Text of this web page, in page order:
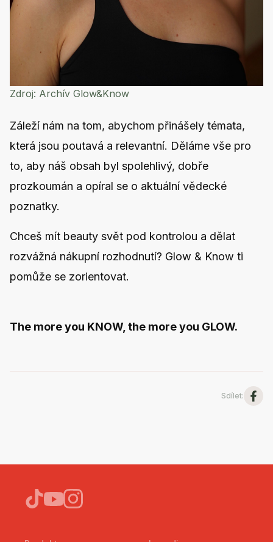
Zdroj: Archív Glow&Know
Záleží nám na tom, abychom přinášely témata,
která jsou poutavá a relevantní. Děláme vše pro
to, aby náš obsah byl spolehlivý, dobře
prozkoumán a opíral se o aktuální vědecké
poznatky.
Chceš mít beauty svět pod kontrolou a dělat
rozvážná nákupní rozhodnutí? Glow & Know ti
pomůže se zorientovat.
The more you KNOW, the more you GLOW.
Sdílet: